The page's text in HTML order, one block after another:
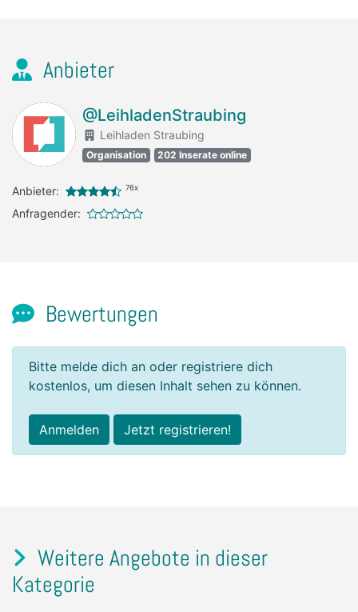
Anbieter
@LeihladenStraubing
Leihladen Straubing
Organisation 202 Inserate online
Anbieter: 76x
Anfragender:
Bewertungen
Bitte melde dich an oder registriere dich
kostenlos, um diesen Inhalt sehen zu können.
Anmelden Jetzt registrieren!
Weitere Angebote in dieser
Kategorie